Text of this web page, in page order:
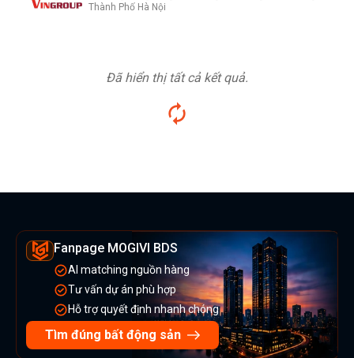
Thành Phố Hà Nội
Đã hiển thị tất cả kết quả.
Fanpage MOGIVI BDS
AI matching nguồn hàng
Tư vấn dự án phù hợp
Hỗ trợ quyết định nhanh chóng
Tìm đúng bất động sản